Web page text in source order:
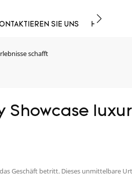
SIE UNS
schafft
Showcase
Geschäft betritt. Dieses unmittelbare